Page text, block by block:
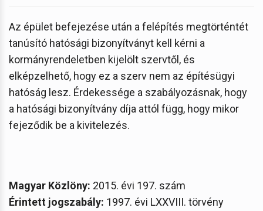
Az épület befejezése után a felépítés megtörténtét
tanúsító hatósági bizonyítványt kell kérni a
kormányrendeletben kijelölt szervtől, és
elképzelhető, hogy ez a szerv nem az építésügyi
hatóság lesz. Érdekessége a szabályozásnak, hogy
a hatósági bizonyítvány díja attól függ, hogy mikor
fejeződik be a kivitelezés.
Magyar Közlöny: 2015. évi 197. szám
Érintett jogszabály: 1997. évi LXXVIII. törvény